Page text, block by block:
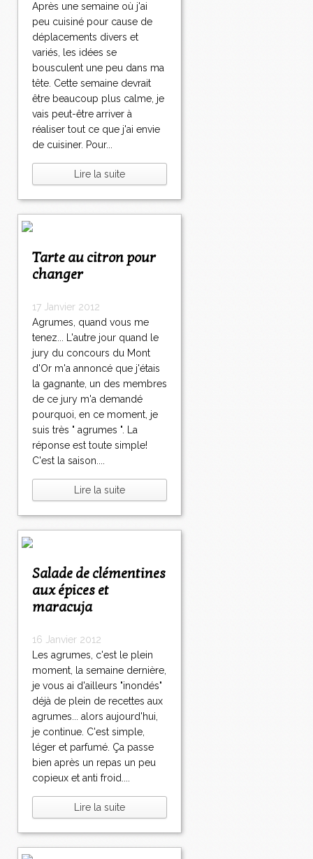
Après une semaine où j'ai
peu cuisiné pour cause de
déplacements divers et
variés, les idées se
bousculent une peu dans ma
tête. Cette semaine devrait
être beaucoup plus calme, je
vais peut-être arriver à
réaliser tout ce que j'ai envie
de cuisiner. Pour...
Lire la suite
Tarte au citron pour
changer
17 Janvier 2012
Agrumes, quand vous me
tenez... L'autre jour quand le
jury du concours du Mont
d'Or m'a annoncé que j'étais
la gagnante, un des membres
de ce jury m'a demandé
pourquoi, en ce moment, je
suis très " agrumes ". La
réponse est toute simple!
C'est la saison....
Lire la suite
Salade de clémentines
aux épices et
maracuja
16 Janvier 2012
Les agrumes, c'est le plein
moment, la semaine dernière,
je vous ai d'ailleurs "inondés"
déjà de plein de recettes aux
agrumes... alors aujourd'hui,
je continue. C'est simple,
léger et parfumé. Ça passe
bien après un repas un peu
copieux et anti froid....
Lire la suite